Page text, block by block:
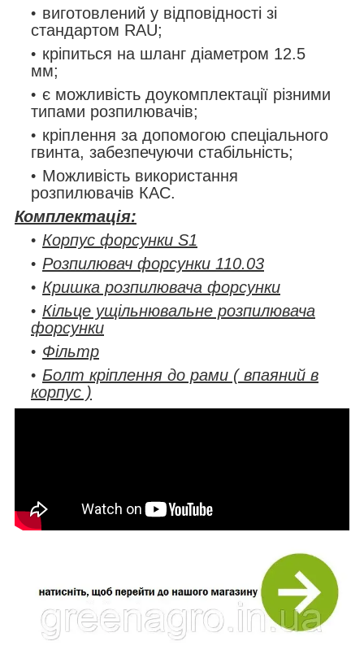
виготовлений у відповідності зі
стандартом RAU;
кріпиться на шланг діаметром 12.5
мм;
є можливість доукомплектації різними
типами розпилювачів;
кріплення за допомогою спеціального
гвинта, забезпечуючи стабільність;
Можливість використання
розпилювачів КАС.
Комплектація:
Корпус форсунки S1
Розпилювач форсунки 110.03
Кришка розпилювача форсунки
Кільце ущільнювальне розпилювача
форсунки
Фільтр
Болт кріплення до рами ( впаяний в
корпус )